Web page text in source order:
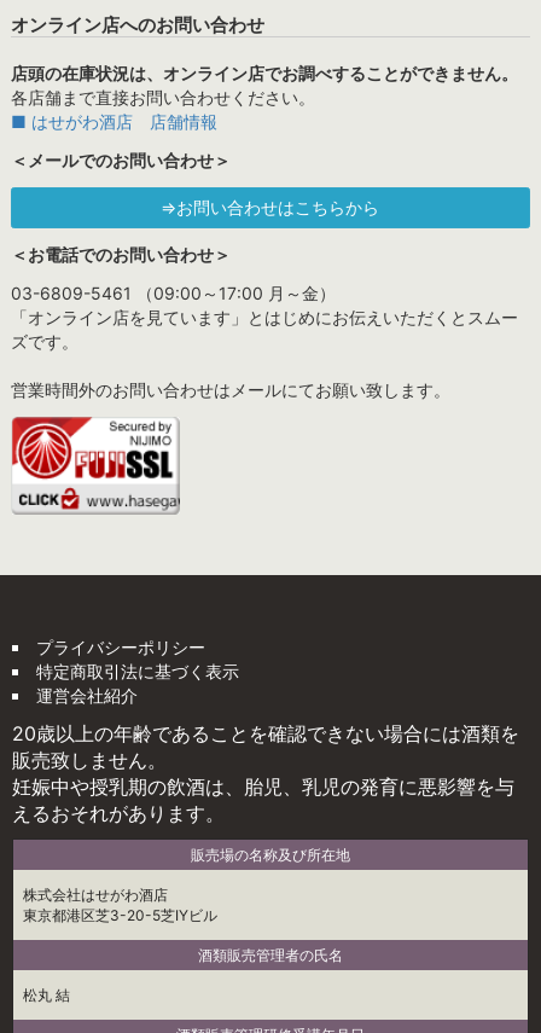
オンライン店へのお問い合わせ
店頭の在庫状況は、オンライン店でお調べすることができません。
各店舗まで直接お問い合わせください。
■ はせがわ酒店 店舗情報
＜メールでのお問い合わせ＞
⇒お問い合わせはこちらから
＜お電話でのお問い合わせ＞
03-6809-5461 （09:00～17:00 月～金）
「オンライン店を見ています」とはじめにお伝えいただくとスムー
ズです。
営業時間外のお問い合わせはメールにてお願い致します。
プライバシーポリシー
特定商取引法に基づく表示
運営会社紹介
20歳以上の年齢であることを確認できない場合には酒類を
販売致しません。
妊娠中や授乳期の飲酒は、胎児、乳児の発育に悪影響を与
えるおそれがあります。
販売場の名称及び所在地
株式会社はせがわ酒店
東京都港区芝3-20-5芝IYビル
酒類販売管理者の氏名
松丸 結